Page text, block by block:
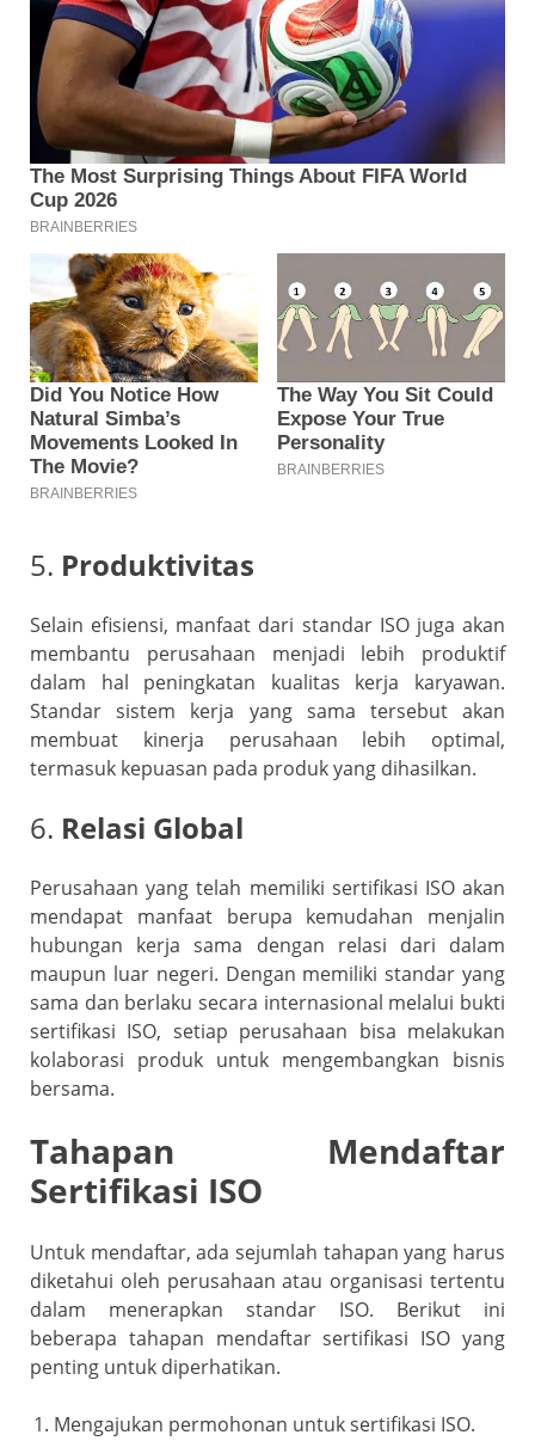
5. Produktivitas
Selain efisiensi, manfaat dari standar ISO juga akan
membantu perusahaan menjadi lebih produktif
dalam hal peningkatan kualitas kerja karyawan.
Standar sistem kerja yang sama tersebut akan
membuat kinerja perusahaan lebih optimal,
termasuk kepuasan pada produk yang dihasilkan.
6. Relasi Global
Perusahaan yang telah memiliki sertifikasi ISO akan
mendapat manfaat berupa kemudahan menjalin
hubungan kerja sama dengan relasi dari dalam
maupun luar negeri. Dengan memiliki standar yang
sama dan berlaku secara internasional melalui bukti
sertifikasi ISO, setiap perusahaan bisa melakukan
kolaborasi produk untuk mengembangkan bisnis
bersama.
Tahapan Mendaftar
Sertifikasi ISO
Untuk mendaftar, ada sejumlah tahapan yang harus
diketahui oleh perusahaan atau organisasi tertentu
dalam menerapkan standar ISO. Berikut ini
beberapa tahapan mendaftar sertifikasi ISO yang
penting untuk diperhatikan.
Mengajukan permohonan untuk sertifikasi ISO.